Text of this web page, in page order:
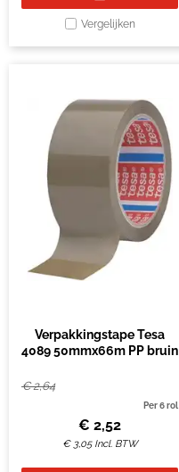
Vergelijken
Verpakkingstape Tesa
4089 50mmx66m PP bruin
€2,64
Per 6 rol
€ 2,52
€ 3,05 Incl. BTW